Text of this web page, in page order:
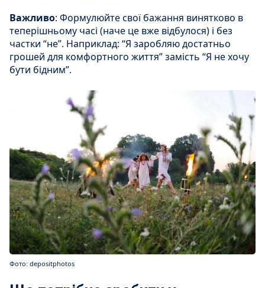
Важливо: Формулюйте свої бажання винятково в
теперішньому часі (наче це вже відбулося) і без
частки “не”. Наприклад: “Я заробляю достатньо
грошей для комфортного життя” замість “Я не хочу
бути бідним”.
Фото: depositphotos